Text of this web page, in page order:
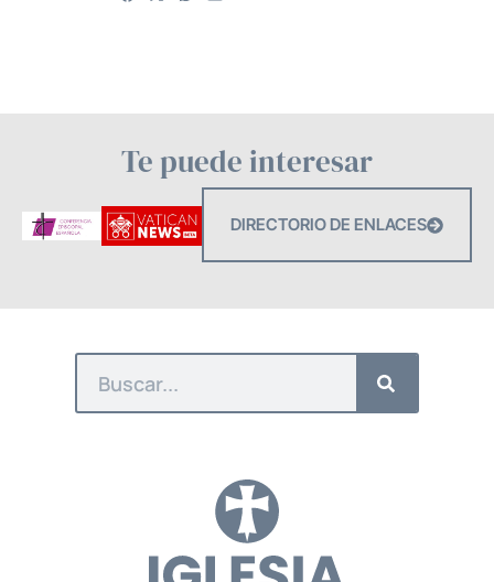
Te puede interesar
DIRECTORIO DE ENLACES